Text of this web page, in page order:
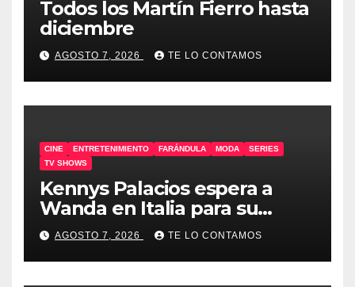
Todos los Martín Fierro hasta
diciembre
AGOSTO 7, 2026 TE LO CONTAMOS
CINE ENTRETENIMIENTO FARÁNDULA MODA
SERIES
TV SHOWS
Kennys Palacios espera a
Wanda en Italia para su
docuserie
AGOSTO 7, 2026 TE LO CONTAMOS